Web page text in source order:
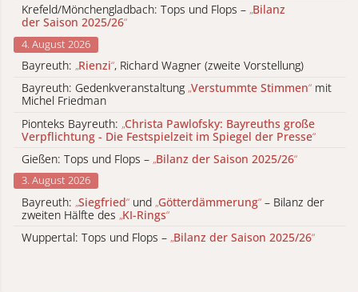
Krefeld/Mönchengladbach: Tops und Flops – „Bilanz
der Saison 2025/26“
4. August 2026
Bayreuth: „Rienzi“, Richard Wagner (zweite Vorstellung)
Bayreuth: Gedenkveranstaltung „Verstummte Stimmen“ mit
Michel Friedman
Pionteks Bayreuth: „Christa Pawlofsky: Bayreuths große
Verpflichtung - Die Festspielzeit im Spiegel der Presse“
Gießen: Tops und Flops – „Bilanz der Saison 2025/26“
3. August 2026
Bayreuth: „Siegfried“ und „Götterdämmerung“ – Bilanz der
zweiten Hälfte des „KI-Rings“
Wuppertal: Tops und Flops – „Bilanz der Saison 2025/26“